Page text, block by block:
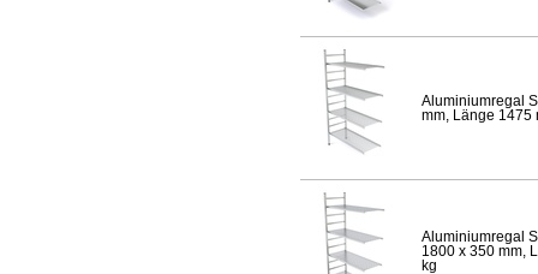
Aluminiumregal
mm, Länge 1475
Aluminiumregal
1800 x 350 mm,
kg